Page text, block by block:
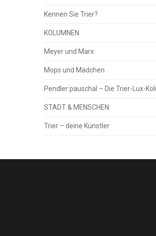
Kennen Sie Trier?
KOLUMNEN
Meyer und Marx
Mops und Mädchen
Pendler pauschal – Die Trier-Lux-
STADT & MENSCHEN
Trier – deine Künstler